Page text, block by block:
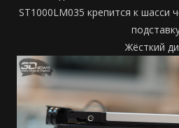
ST1000LM035 крепится к шасси
Жёсткий